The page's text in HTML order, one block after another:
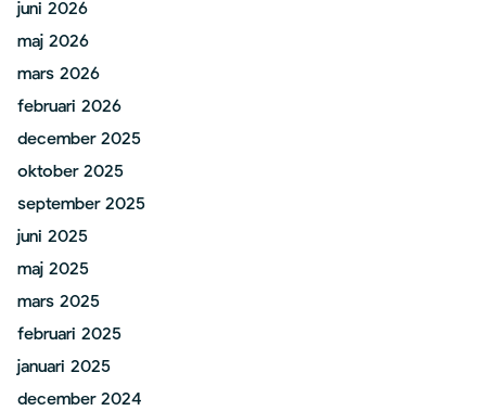
juni 2026
maj 2026
mars 2026
februari 2026
december 2025
oktober 2025
september 2025
juni 2025
maj 2025
mars 2025
februari 2025
januari 2025
december 2024